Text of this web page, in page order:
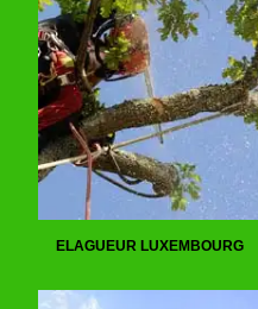
ELAGUEUR LUXEMBOURG